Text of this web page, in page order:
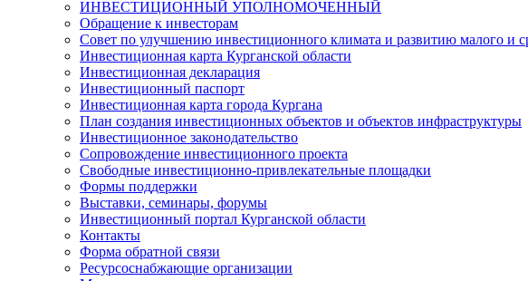
ИНВЕСТИЦИОННЫЙ УПОЛНОМОЧЕННЫЙ
Обращение к инвесторам
Совет по улучшению инвестиционного климата и развитию малого и
Инвестиционная карта Курганской области
Инвестиционная декларация
Инвестиционный паспорт
Инвестиционная карта города Кургана
План создания инвестиционных объектов и объектов инфраструктуры
Инвестиционное законодательство
Сопровождение инвестиционного проекта
Свободные инвестиционно-привлекательные площадки
Формы поддержки
Выставки, семинары, форумы
Инвестиционный портал Курганской области
Контакты
Форма обратной связи
Ресурсоснабжающие организации